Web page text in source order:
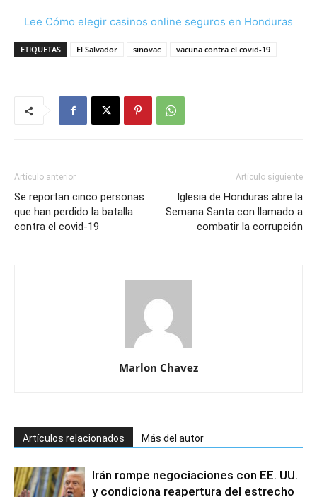
Lee Cómo elegir casinos online seguros en Honduras
ETIQUETAS El Salvador sinovac vacuna contra el covid-19
Artículo anterior
Se reportan cinco personas
que han perdido la batalla
contra el covid-19
Artículo siguiente
Iglesia de Honduras abre la
Semana Santa con llamado a
combatir la corrupción
Marlon Chavez
Artículos relacionados Más del autor
Irán rompe negociaciones con EE. UU.
y condiciona reapertura del estrecho